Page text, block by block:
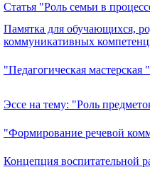
Статья "Роль семьи в
Памятка для обучающихся,
коммуникативных
"Педагогическая
Эссе на тему: "Роль
"Формирование речевой
Концепция воспитательной